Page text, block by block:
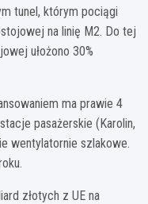
tunel, którym pociągi
na linię M2. Do tej
ułożono 30%
ma prawie 4
pasażerskie (Karolin,
wentylatornie szlakowe.
złotych z UE na